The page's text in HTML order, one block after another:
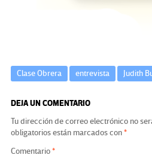
Clase Obrera entrevista Judith
DEJA UN COMENTARIO
Tu dirección de correo electrónico no
obligatorios están marcados con*
Comentario*